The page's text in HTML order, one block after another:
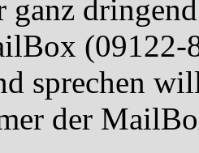
ganz
(09122-
sprechen
der